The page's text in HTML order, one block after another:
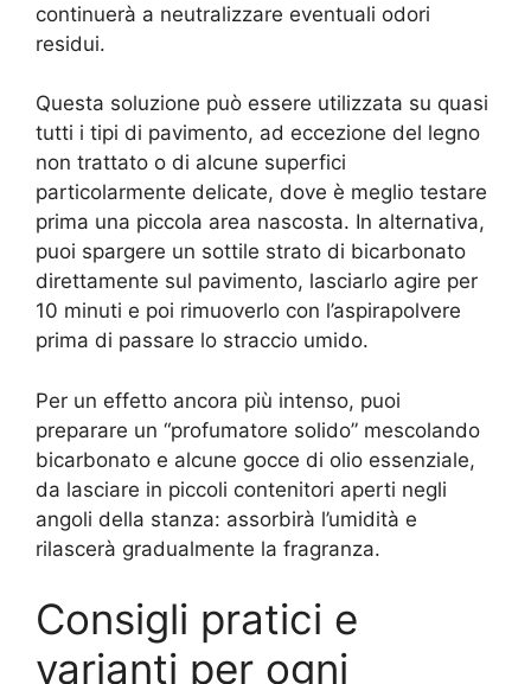
continuerà a neutralizzare eventuali odori
residui.
Questa soluzione può essere utilizzata su quasi
tutti i tipi di pavimento, ad eccezione del legno
non trattato o di alcune superfici
particolarmente delicate, dove è meglio testare
prima una piccola area nascosta. In alternativa,
puoi spargere un sottile strato di bicarbonato
direttamente sul pavimento, lasciarlo agire per
10 minuti e poi rimuoverlo con l’aspirapolvere
prima di passare lo straccio umido.
Per un effetto ancora più intenso, puoi
preparare un “profumatore solido” mescolando
bicarbonato e alcune gocce di olio essenziale,
da lasciare in piccoli contenitori aperti negli
angoli della stanza: assorbirà l’umidità e
rilascerà gradualmente la fragranza.
Consigli pratici e
varianti per ogni